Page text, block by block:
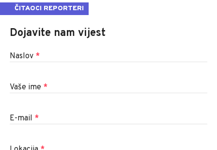
ČITAOCI REPORTERI
Dojavite nam vijest
Naslov *
Vaše ime *
E-mail *